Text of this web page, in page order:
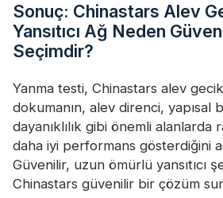
Sonuç: Chinastars Alev
Yansıtıcı Ağ Neden
Seçimdir?
Yanma testi, Chinastars alev
dokumanın, alev direnci, yapısal
dayanıklılık gibi önemli
daha iyi performans gösterdiğini
Güvenilir, uzun ömürlü yansıtıcı
Chinastars güvenilir bir çözüm